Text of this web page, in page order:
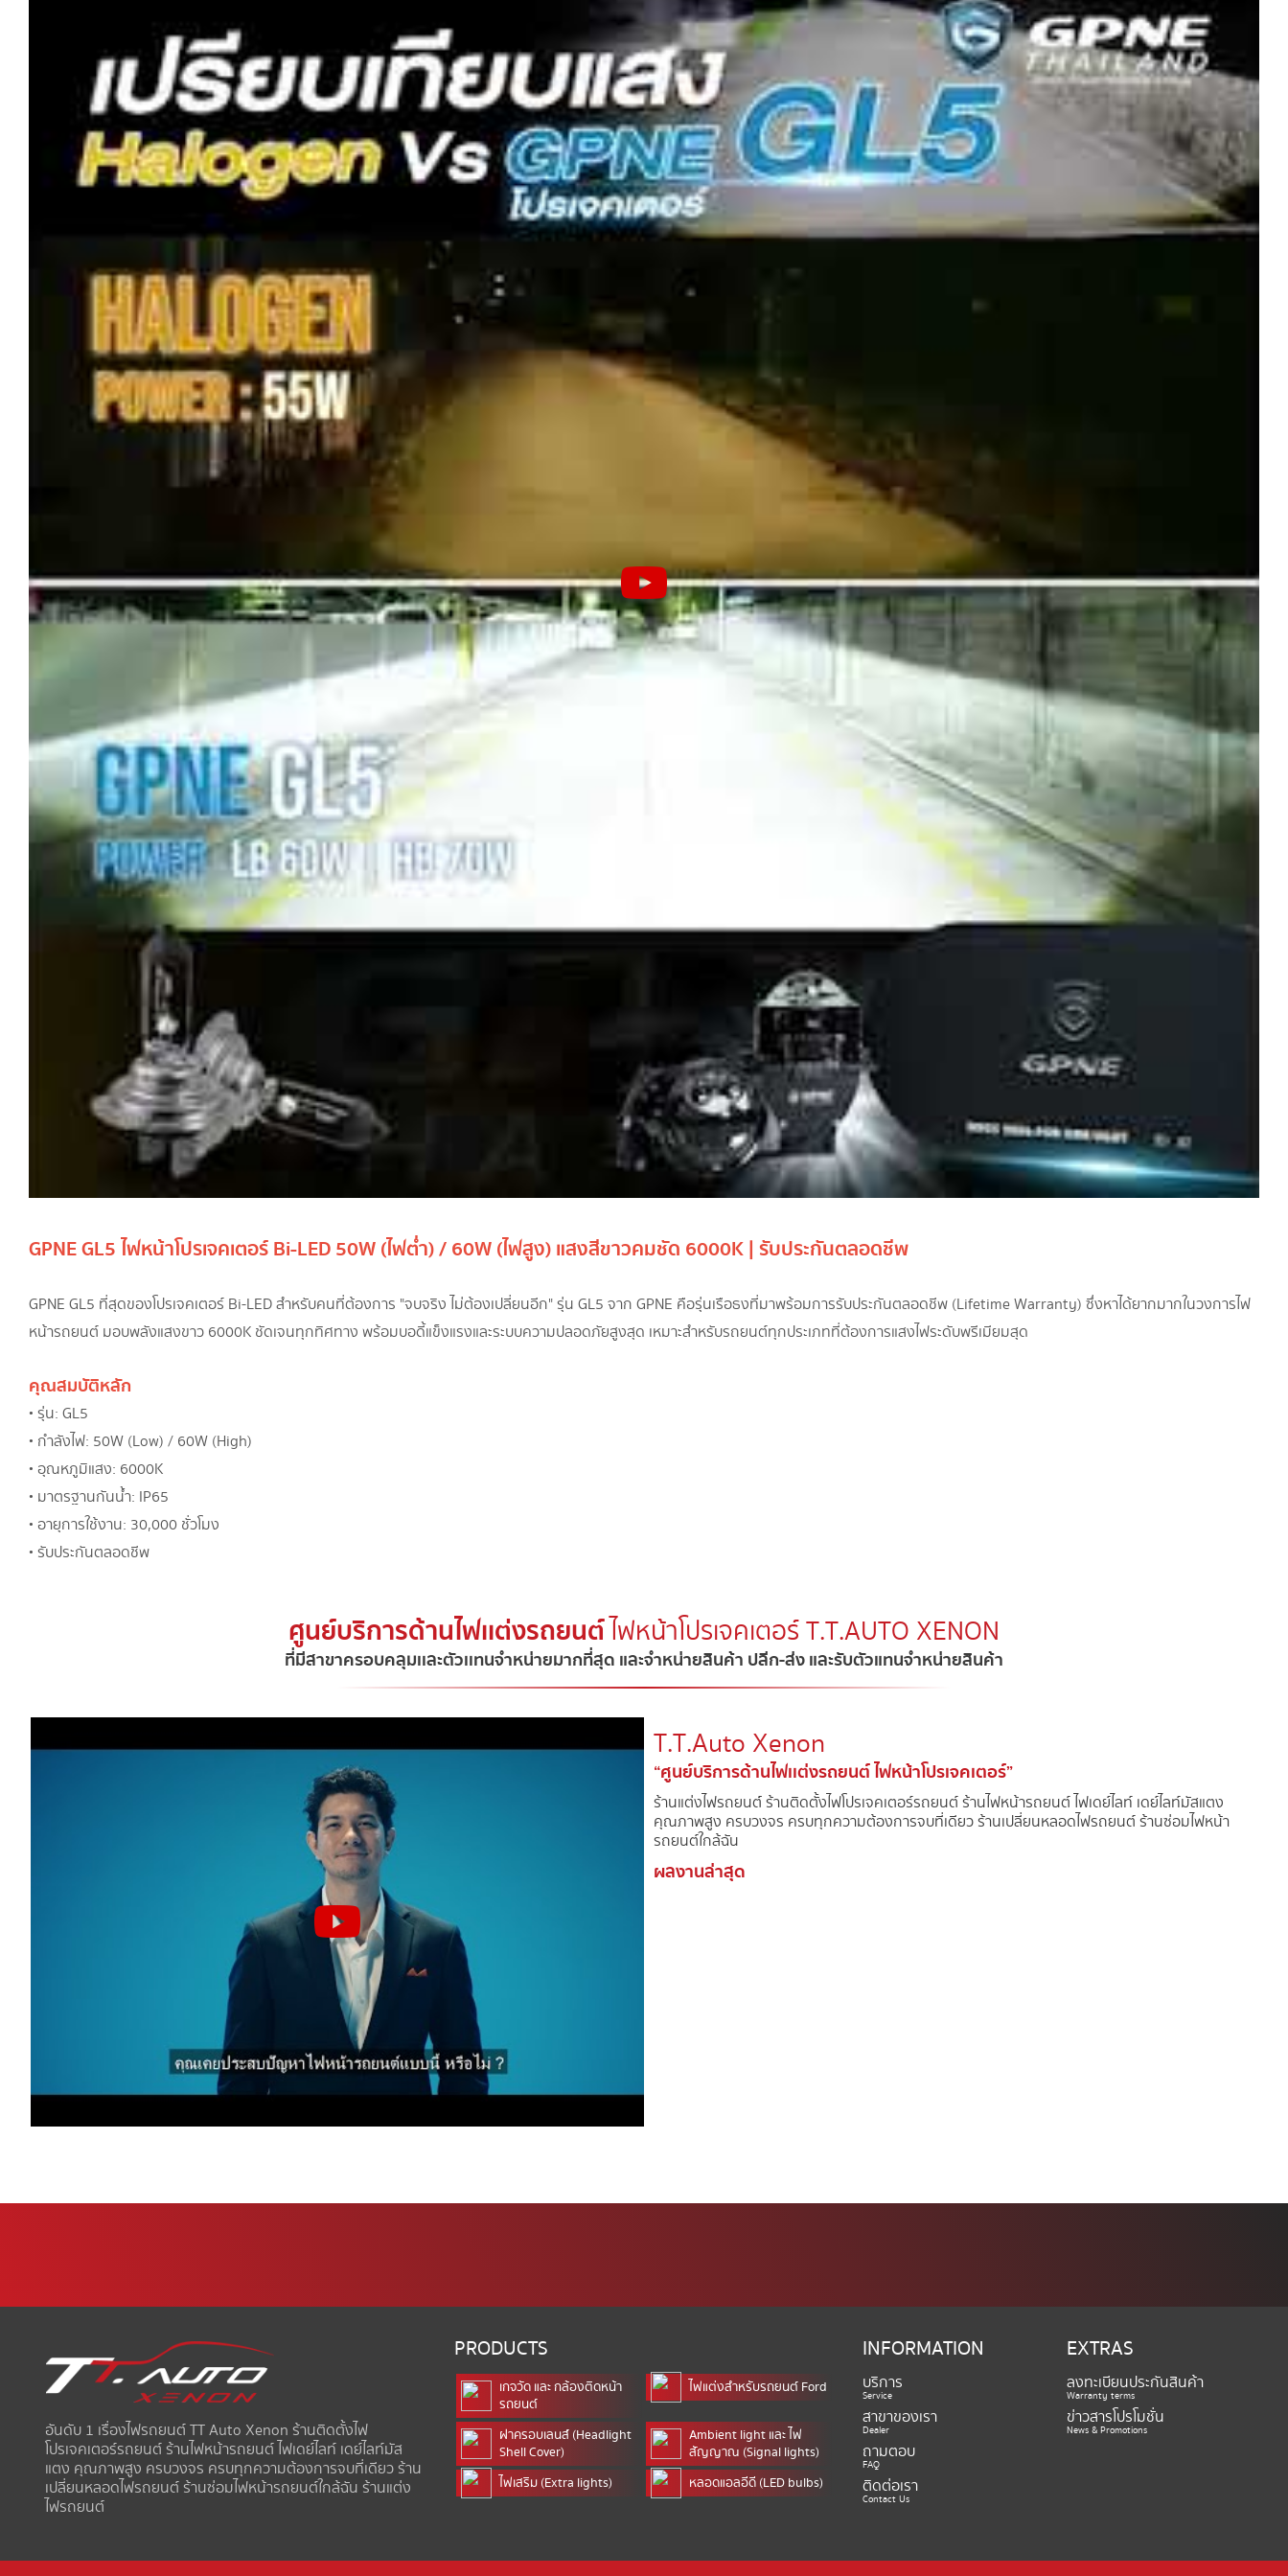
GPNE GL5 ไฟหน้าโปรเจคเตอร์ Bi-LED 50W (ไฟต่ำ) / 60W (ไฟสูง) แสงสีขาวคมชัด 6000K | รับประกันตลอดชีพ
GPNE GL5 ที่สุดของโปรเจคเตอร์ Bi-LED สำหรับคนที่ต้องการ "จบจริง ไม่ต้องเปลี่ยนอีก" รุ่น GL5 จาก GPNE คือรุ่นเรือธงที่มาพร้อมการรับประกันตลอดชีพ (Lifetime Warranty) ซึ่งหาได้ยากมากในวงการไฟ
หน้ารถยนต์ มอบพลังแสงขาว 6000K ชัดเจนทุกทิศทาง พร้อมบอดี้แข็งแรงและระบบความปลอดภัยสูงสุด เหมาะสำหรับรถยนต์ทุกประเภทที่ต้องการแสงไฟระดับพรีเมียมสุด
คุณสมบัติหลัก
• รุ่น: GL5
• กำลังไฟ: 50W (Low) / 60W (High)
• อุณหภูมิแสง: 6000K
• มาตรฐานกันน้ำ: IP65
• อายุการใช้งาน: 30,000 ชั่วโมง
• รับประกันตลอดชีพ
ศูนย์บริการด้านไฟเเต่งรถยนต์ไฟหน้าโปรเจคเตอร์ T.T.AUTO XENON​
ที่มีสาขาครอบคลุมเเละตัวเเทนจำหน่ายมากที่สุด และจำหน่ายสินค้า ปลีก-ส่ง และรับตัวแทนจำหน่ายสินค้า
T.T.Auto Xenon​
“ศูนย์บริการด้านไฟเเต่งรถยนต์ ไฟหน้าโปรเจคเตอร์”
ร้านแต่งไฟรถยนต์์ ร้านติดตั้งไฟโปรเจคเตอร์รถยนต์ ร้านไฟหน้ารถยนต์ ไฟเดย์ไลท์ เดย์ไลท์มัสแตง
คุณภาพสูง ครบวงจร ครบทุกความต้องการจบที่เดียว ร้านเปลี่ยนหลอดไฟรถยนต์ ร้านซ่อมไฟหน้า
รถยนต์ใกล้ฉัน
ผลงานล่าสุด
อันดับ 1 เรื่องไฟรถยนต์ TT Auto Xenon ร้านติดตั้งไฟ
โปรเจคเตอร์รถยนต์ ร้านไฟหน้ารถยนต์ ไฟเดย์ไลท์ เดย์ไลท์มัส
แตง คุณภาพสูง ครบวงจร ครบทุกความต้องการจบที่เดียว ร้าน
เปลี่ยนหลอดไฟรถยนต์ ร้านซ่อมไฟหน้ารถยนต์ใกล้ฉัน ร้านแต่ง
ไฟรถยนต์
PRODUCTS
เกจวัด และ กล้องติดหน้า
รถยนต์
ไฟแต่งสำหรับรถยนต์ Ford
ฝาครอบเลนส์ (Headlight
Shell Cover)
Ambient light และ ไฟ
สัญญาณ (Signal lights)
ไฟเสริม (Extra lights)
หลอดแอลอีดี (LED bulbs)
INFORMATION
บริการ
Service
สาขาของเรา
Dealer
ถามตอบ
FAQ
ติดต่อเรา
Contact Us
EXTRAS
ลงทะเบียนประกันสินค้า
Warranty terms
ข่าวสารโปรโมชั่น
News & Promotions